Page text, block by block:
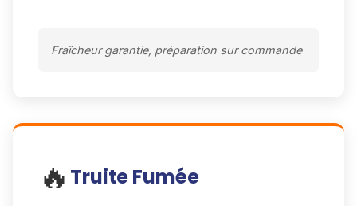
Fraîcheur garantie, préparation sur commande
🔥 Truite Fumée